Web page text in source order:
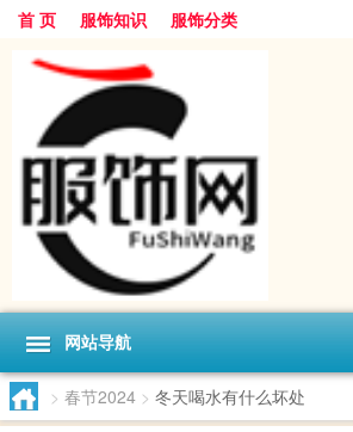
首 页 服饰知识 服饰分类
网站导航
> 春节2024 > 冬天喝水有什么坏处